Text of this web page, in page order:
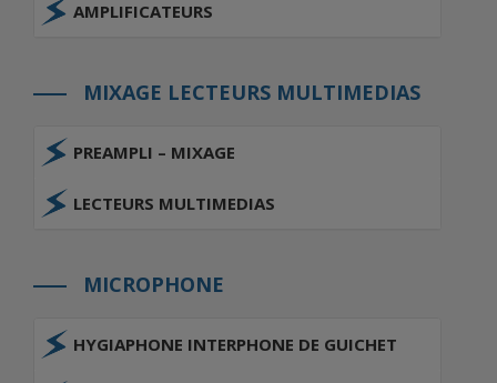
AMPLIFICATEURS
MIXAGE LECTEURS MULTIMEDIAS
PREAMPLI – MIXAGE
LECTEURS MULTIMEDIAS
MICROPHONE
HYGIAPHONE INTERPHONE DE GUICHET